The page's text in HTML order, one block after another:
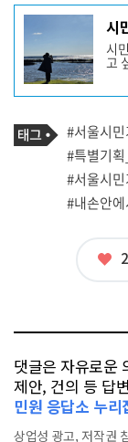
기
사
작
성
자
프
필
시
시
고
기
사
관
련
태
그
태
그
#서울시
#특별기
#서울시
#내손안
좋
2
댓글은 자유로운
제안, 건의 등 답
민원 응답소 누리
상업성 광고, 저작권